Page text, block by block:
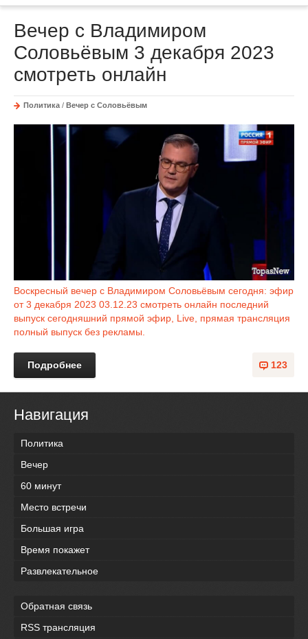
Вечер с Владимиром
Соловьёвым 3 декабря 2023
смотреть онлайн
Политика / Вечер с Соловьёвым
Воскресный вечер с Владимиром Соловьёвым сегодня: эфир
от 3 декабря 2023 03.12.23 смотреть онлайн последний
выпуск сегодняшний прямой эфир, Live, прямая трансляция
полный выпуск без рекламы.
123
Подробнее
Навигация
Политика
Вечер
60 минут
Место встречи
Большая игра
Время покажет
Развлекательное
Обратная связь
RSS трансляция